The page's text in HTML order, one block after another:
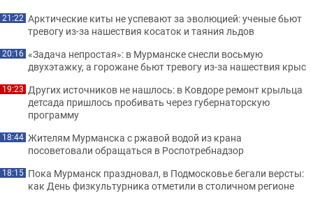
21:22 Арктические киты не успевают за эволюцией: ученые бьют
тревогу из-за нашествия косаток и таяния льдов
20:16 «Задача непростая»: в Мурманске снесли восьмую
двухэтажку, а горожане бьют тревогу из-за нашествия крыс
19:23 Других источников не нашлось: в Ковдоре ремонт крыльца
детсада пришлось пробивать через губернаторскую
программу
18:44 Жителям Мурманска с ржавой водой из крана
посоветовали обращаться в Роспотребнадзор
18:15 Пока Мурманск праздновал, в Подмосковье бегали версты:
как День физкультурника отметили в столичном регионе